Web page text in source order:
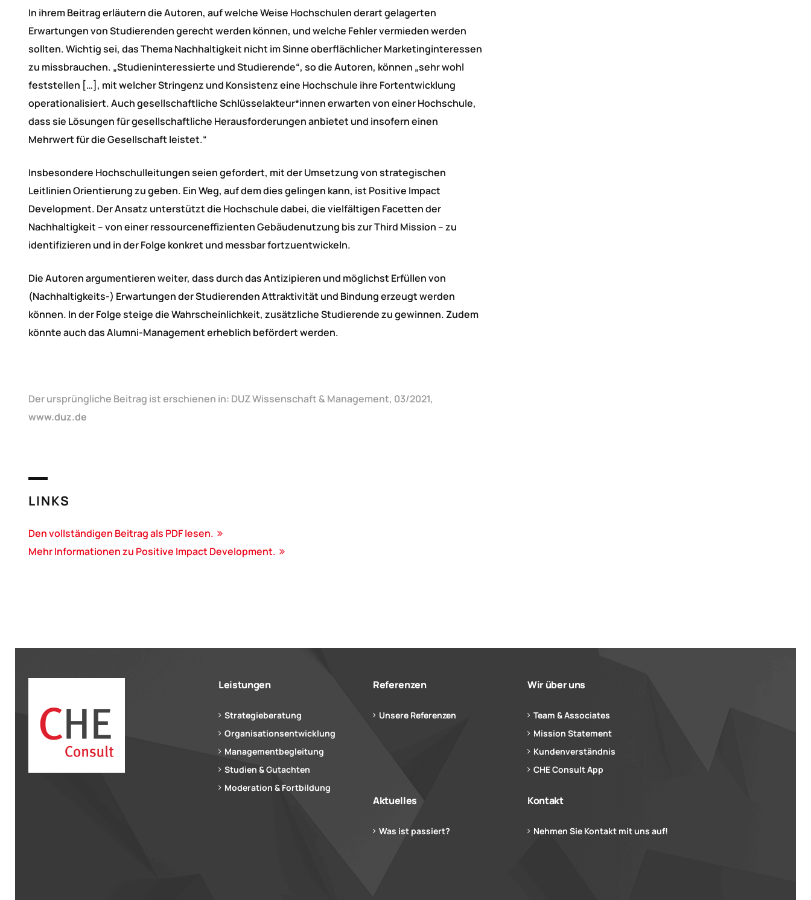
In ihrem Beitrag erläutern die Autoren, auf welche Weise Hochschulen derart gelagerten
Erwartungen von Studierenden gerecht werden können, und welche Fehler vermieden werden
sollten. Wichtig sei, das Thema Nachhaltigkeit nicht im Sinne oberflächlicher Marketinginteressen
zu missbrauchen. „Studieninteressierte und Studierende“, so die Autoren, können „sehr wohl
feststellen […], mit welcher Stringenz und Konsistenz eine Hochschule ihre Fortentwicklung
operationalisiert. Auch gesellschaftliche Schlüsselakteur*innen erwarten von einer Hochschule,
dass sie Lösungen für gesellschaftliche Herausforderungen anbietet und insofern einen
Mehrwert für die Gesellschaft leistet.“
Insbesondere Hochschulleitungen seien gefordert, mit der Umsetzung von strategischen
Leitlinien Orientierung zu geben. Ein Weg, auf dem dies gelingen kann, ist Positive Impact
Development. Der Ansatz unterstützt die Hochschule dabei, die vielfältigen Facetten der
Nachhaltigkeit – von einer ressourceneffizienten Gebäudenutzung bis zur Third Mission – zu
identifizieren und in der Folge konkret und messbar fortzuentwickeln.
Die Autoren argumentieren weiter, dass durch das Antizipieren und möglichst Erfüllen von
(Nachhaltigkeits-) Erwartungen der Studierenden Attraktivität und Bindung erzeugt werden
können. In der Folge steige die Wahrscheinlichkeit, zusätzliche Studierende zu gewinnen. Zudem
könnte auch das Alumni-Management erheblich befördert werden.
Der ursprüngliche Beitrag ist erschienen in: DUZ Wissenschaft & Management, 03/2021,
www.duz.de
LINKS
Den vollständigen Beitrag als PDF lesen.
Mehr Informationen zu Positive Impact Development.
Leistungen
Strategieberatung
Organisationsentwicklung
Managementbegleitung
Studien & Gutachten
Moderation & Fortbildung
Referenzen
Unsere Referenzen
Wir über uns
Team & Associates
Mission Statement
Kundenverständnis
CHE Consult App
Aktuelles
Was ist passiert?
Kontakt
Nehmen Sie Kontakt mit uns auf!